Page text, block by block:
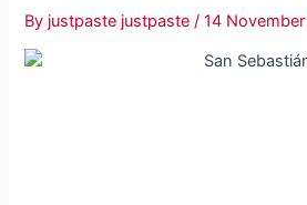
By justpaste justpaste/14